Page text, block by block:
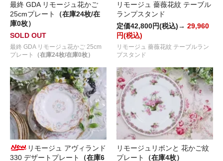
最終 GDA リモージュ花かご
25cmプレート
（在庫24枚/在
庫0枚）
SOLD OUT
最終 GDA リモージュ花かご 25cm
プレート
（在庫24枚/在庫0枚）
リモージュ 薔薇花紋 テーブル
ランプスタンド
定価42,800円(税込)→ 29,960
円(税込)
リモージュ 薔薇花紋 テーブルラン
プスタンド
リモージュ アヴィランド
330 デザートプレート
（在庫6
リモージュリボンと 花かご紋
プレート
（在庫4枚）